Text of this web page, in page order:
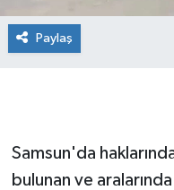
Paylaş
Samsun'da
bulunan ve